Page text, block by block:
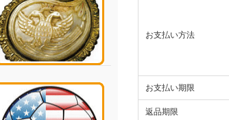
お支払い方法
お支払い期限
返品期限